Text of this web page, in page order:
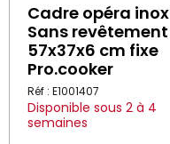
Cadre opéra inox
Sans revêtement
57x37x6 cm fixe
Pro.cooker
Réf : E1001407
Disponible sous 2 à 4
semaines